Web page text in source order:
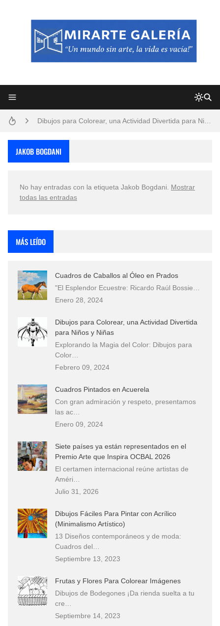
San Valentín Dibujos a Lápiz del 14 de Febrero
El mundo del arte en pintura surrealista
JAKOB BOGDANI
No hay entradas con la etiqueta Jakob Bogdani
Mostrar
todas las entradas
MÁS LEÍDO
Cuadros de Caballos al Óleo en Prados
"El Esplendor Ecuestre: Ricardo Raúl Bossie…
Enero 28, 2024
Dibujos para Colorear, una Actividad Divertida
para Niños y Niñas
Explorando la Magia del Color: Dibujos para
Color…
Febrero 09, 2024
Cuadros Pintados en Acuerela
Con gran admiración y respeto, presentamos
las ac…
Enero 09, 2024
Siete países ya están representados en el
Premio Arte que Inspira OCBAL 2026
El certamen internacional reúne artistas de
Améri…
Julio 31, 2026
Dibujos Fáciles Para Pintar con Acrílico
(Minimalismo Artístico)
13 Diseños contemporáneos y de moda:
Cuadros del…
Septiembre 13, 2023
Frutas y Flores Para Colorear Imágenes
Dibujos de Bodegones ¡Da rienda suelta a tu
cre…
Septiembre 14, 2023